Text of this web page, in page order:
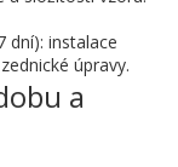
dní): instalace
úpravy.
a